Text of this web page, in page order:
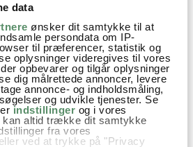
data
ønsker dit samtykke til at
persondata om IP-
til præferencer, statistik og
oplysninger videregives til vores
opbevarer og tilgår oplysninger
dig målrettede annoncer, levere
annonce- og indholdsmåling,
og udvikle tjenester. Se
indstillinger og i vores
kan altid trække dit samtykke
fra vores
ved at trykke på "Privacy
svar på mange 'ofte stillede